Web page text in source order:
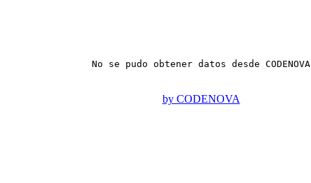
No se pudo obtener datos desde CODENOVA
by CODENOVA